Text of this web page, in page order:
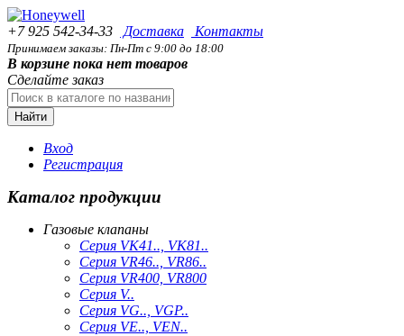
+7 925 542-34-33 Доставка Контакты
Принимаем заказы: Пн-Пт с 9:00 до 18:00
В корзине пока нет товаров
Сделайте заказ
Найти
Вход
Регистрация
Каталог продукции
Газовые клапаны
Серия VK41.., VK81..
Серия VR46.., VR86..
Серия VR400, VR800
Серия V..
Серия VG.., VGP..
Серия VE.., VEN..